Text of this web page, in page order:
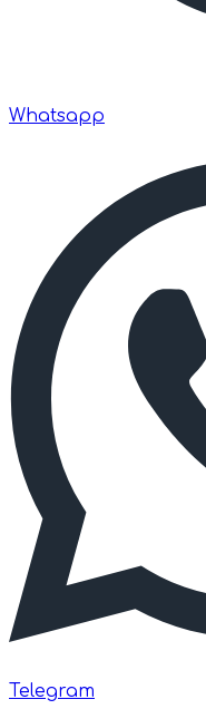
Whatsapp
Telegram